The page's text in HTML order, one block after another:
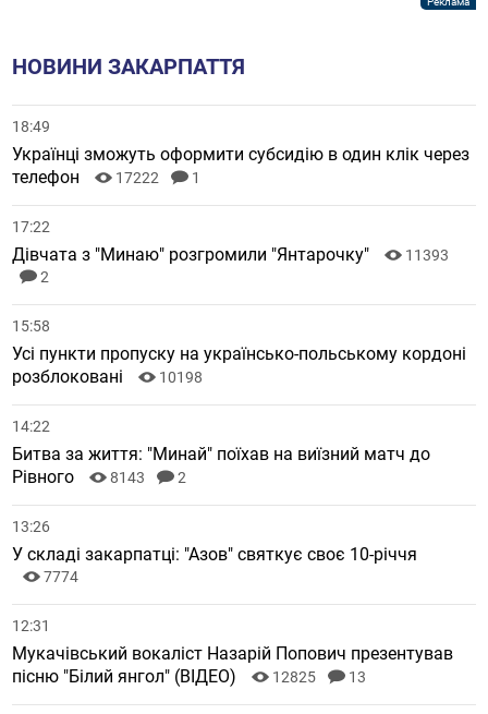
НОВИНИ ЗАКАРПАТТЯ
18:49
Українці зможуть оформити субсидію в один клік через
телефон
17222 1
17:22
Дівчата з "Минаю" розгромили "Янтарочку"
11393
2
15:58
Усі пункти пропуску на українсько-польському кордоні
розблоковані
10198
14:22
Битва за життя: "Минай" поїхав на виїзний матч до
Рівного
8143 2
13:26
У складі закарпатці: "Азов" святкує своє 10-річчя
7774
12:31
Мукачівський вокаліст Назарій Попович презентував
пісню "Білий янгол" (ВІДЕО)
12825 13